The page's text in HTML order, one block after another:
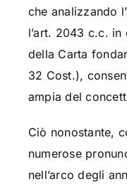
che analizzando
l’art. 2043 c.c.
della Carta
32 Cost.),
ampia del
Ciò nonostante,
numerose
nell’arco degli